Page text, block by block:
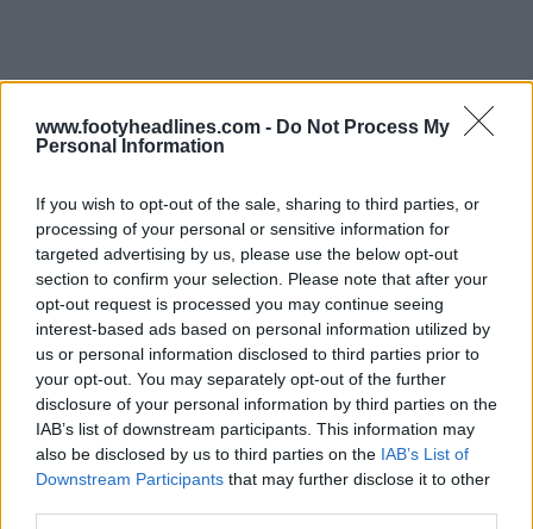
www.footyheadlines.com - Do Not Process My
Personal Information
If you wish to opt-out of the sale, sharing to third parties, or
processing of your personal or sensitive information for
targeted advertising by us, please use the below opt-out
section to confirm your selection. Please note that after your
opt-out request is processed you may continue seeing
interest-based ads based on personal information utilized by
us or personal information disclosed to third parties prior to
your opt-out. You may separately opt-out of the further
disclosure of your personal information by third parties on the
IAB’s list of downstream participants. This information may
also be disclosed by us to third parties on the IAB’s List of
Downstream Participants that may further disclose it to other
Kit Creator lanza Kit Vision: renderizados realistas para tus camisetas personalizadas
4 de Mar de 2026
4 de Mar de 2026